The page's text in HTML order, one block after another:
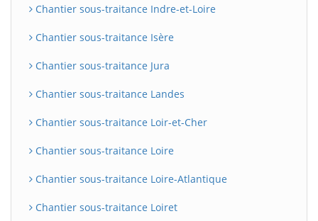
Chantier sous-traitance Indre-et-Loire
Chantier sous-traitance Isère
Chantier sous-traitance Jura
Chantier sous-traitance Landes
Chantier sous-traitance Loir-et-Cher
Chantier sous-traitance Loire
Chantier sous-traitance Loire-Atlantique
Chantier sous-traitance Loiret
BatiWebPro
B